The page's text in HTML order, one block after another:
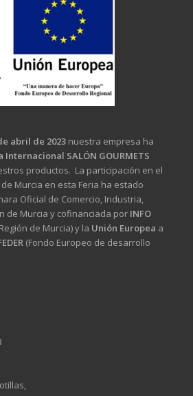
abril de 2023nuestra empresa ha
Internacional SALÓN GOURMETS
productos. La participación en el
Murcia en esta Feria ha estado
Oficial de Comercio, Industria,
de Murcia y cofinanciada por INFO
de Murcia) y la Unión Europea a
(Fondo Europeo de desarrollo